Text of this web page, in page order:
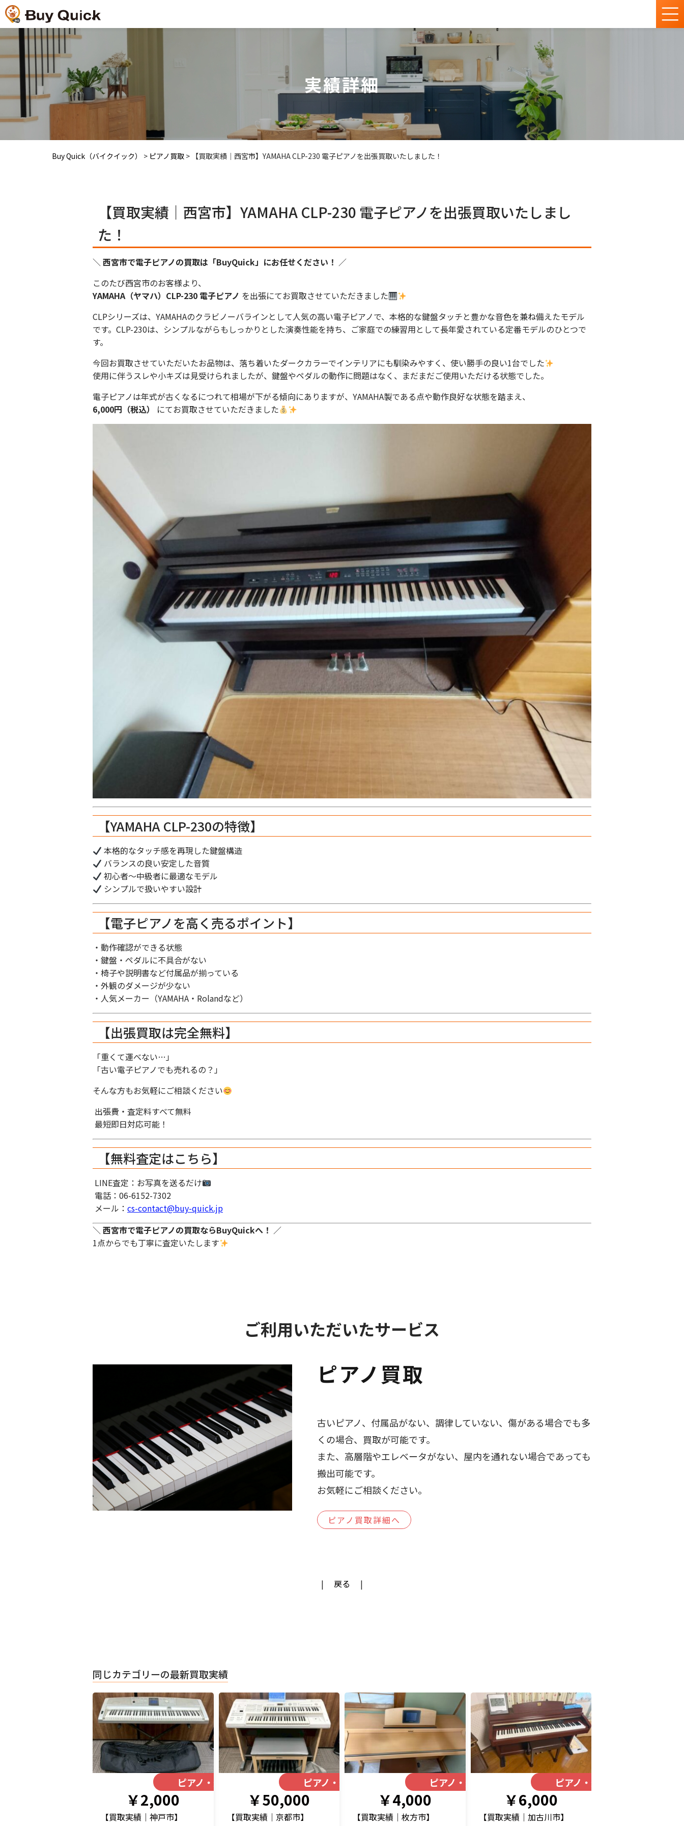
実績詳細
Buy Quick（バイクイック） > ピアノ買取 > 【買取実績｜西宮市】YAMAHA CLP-230 電子ピアノを出張買取いたしました！
【買取実績｜西宮市】YAMAHA CLP-230 電子ピアノを出張買取いたしまし
た！
＼ 西宮市で電子ピアノの買取は「BuyQuick」にお任せください！ ／
このたび西宮市のお客様より、
YAMAHA（ヤマハ）CLP-230 電子ピアノ を出張にてお買取させていただきました
CLPシリーズは、YAMAHAのクラビノーバラインとして人気の高い電子ピアノで、本格的な鍵盤タッチと豊かな音色を兼ね備えたモデル
です。CLP-230は、シンプルながらもしっかりとした演奏性能を持ち、ご家庭での練習用として長年愛されている定番モデルのひとつで
す。
今回お買取させていただいたお品物は、落ち着いたダークカラーでインテリアにも馴染みやすく、使い勝手の良い1台でした
使用に伴うスレや小キズは見受けられましたが、鍵盤やペダルの動作に問題はなく、まだまだご使用いただける状態でした。
電子ピアノは年式が古くなるにつれて相場が下がる傾向にありますが、YAMAHA製である点や動作良好な状態を踏まえ、
6,000円（税込）
にてお買取させていただきました
【YAMAHA CLP-230の特徴】
本格的なタッチ感を再現した鍵盤構造
バランスの良い安定した音質
初心者〜中級者に最適なモデル
シンプルで扱いやすい設計
【電子ピアノを高く売るポイント】
・動作確認ができる状態
・鍵盤・ペダルに不具合がない
・椅子や説明書など付属品が揃っている
・外観のダメージが少ない
・人気メーカー（YAMAHA・Rolandなど）
【出張買取は完全無料】
「重くて運べない…」
「古い電子ピアノでも売れるの？」
そんな方もお気軽にご相談ください
出張費・査定料すべて無料
最短即日対応可能！
【無料査定はこちら】
LINE査定：お写真を送るだけ
電話：06-6152-7302
メール： cs-contact@buy-quick.jp
＼ 西宮市で電子ピアノの買取ならBuyQuickへ！ ／
1点からでも丁寧に査定いたします
ご利用いただいたサービス
ピアノ買取
古いピアノ、付属品がない、調律していない、傷がある場合でも多
くの場合、買取が可能です。
また、高層階やエレベータがない、屋内を通れない場合であっても
搬出可能です。
お気軽にご相談ください。
ピアノ買取詳細へ
戻る
同じカテゴリーの最新買取実績
ピアノ・楽器
￥2,000
【買取実績｜神戸市】
ピアノ・楽器
￥50,000
【買取実績｜京都市】
ピアノ・楽器
￥4,000
【買取実績｜枚方市】
ピアノ・楽器
￥6,000
【買取実績｜加古川市】